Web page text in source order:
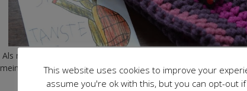
Als nächstes kam eine kuschelige Mütze von Manuela. Sie
meinem
selbstgestrickten Loopund ich habe sie schon oft
This website uses cookies to improve your
assume you're ok with this, but you can opt-out